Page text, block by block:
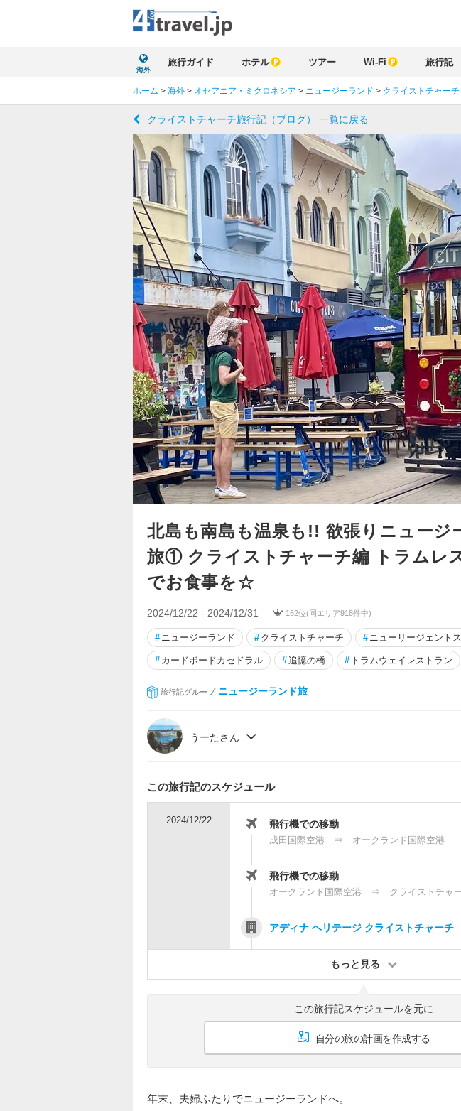
海外
旅行ガイド ホテル ツアー Wi-Fi 旅行記
ホーム > 海外 > オセアニア・ミクロネシア > ニュージーランド > クライストチャーチ
クライストチャーチ旅行記（ブログ） 一覧に戻る
北島も南島も温泉も!! 欲張りニュージ
旅① クライストチャーチ編 トラムレ
でお食事を☆
2024/12/22 - 2024/12/31 162位(同エリア918件中)
# ニュージーランド # クライストチャーチ # ニューリージェント
# カードボードカセドラル #追憶の橋 # トラムウェイレストラン
旅行記グループ ニュージーランド旅
うーたさん
この旅行記のスケジュール
2024/12/22 飛行機での移動
成田国際空港 ⇒ オークランド国際空港
飛行機での移動
オークランド国際空港 ⇒ クライストチャ
アディナ ヘリテージ クライストチャーチ
もっと見る
この旅行記スケジュールを元に
自分の旅の計画を作成する
年末、夫婦ふたりでニュージーランドへ。